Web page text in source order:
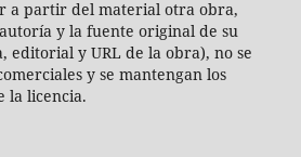
a partir del material otra obra,
y la fuente original de su
editorial y URL de la obra), no se
y se mantengan los
la licencia.